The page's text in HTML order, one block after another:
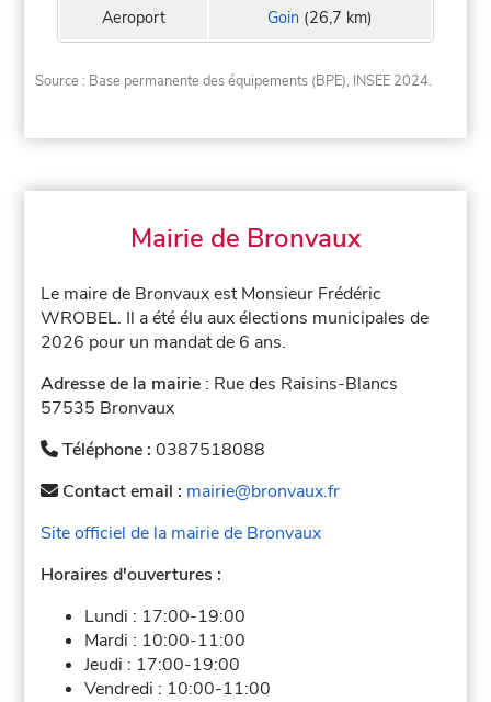
Aeroport Goin (26,7 km)
Source : Base permanente des équipements (BPE), INSEE 2024.
Mairie de Bronvaux
Le maire de Bronvaux est Monsieur Frédéric
WROBEL. Il a été élu aux élections municipales de
2026 pour un mandat de 6 ans.
Adresse de la mairie : Rue des Raisins-Blancs
57535 Bronvaux
Téléphone :0387518088
Contact email : mairie@bronvaux.fr
Site officiel de la mairie de Bronvaux
Horaires d'ouvertures :
Lundi : 17:00-19:00
Mardi : 10:00-11:00
Jeudi : 17:00-19:00
Vendredi : 10:00-11:00